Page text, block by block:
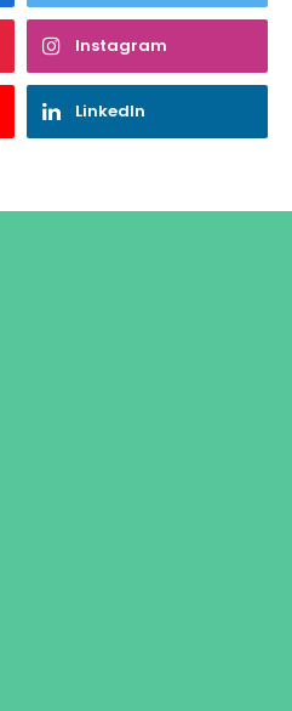
Instagram
LinkedIn